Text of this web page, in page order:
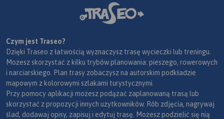
Czym jest Traseo?
Dzięki Traseo z łatwością wyznaczysz trasę wycieczki lub treningu.
Możesz skorzystać z kilku trybów planowania: pieszego, rowerowych
i narciarskiego. Plan trasy zobaczysz na autorskim podkładzie
mapowym z kolorowymi szlakami turystycznymi.
Przy pomocy aplikacji możesz podążać zaplanowaną trasą lub
skorzystać z propozycji innych użytkowników. Rób zdjęcia, nagrywaj
ślad, dodawaj opisy, zapisuj i edytuj trasę. Możesz podzielić się nią